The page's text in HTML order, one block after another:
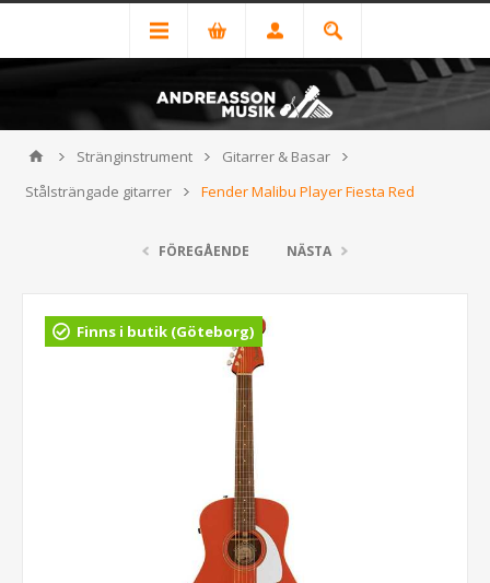
Stränginstrument
Gitarrer & Basar
Stålsträngade gitarrer
Fender Malibu Player Fiesta Red
FÖREGÅENDE NÄSTA
Finns i butik (Göteborg)